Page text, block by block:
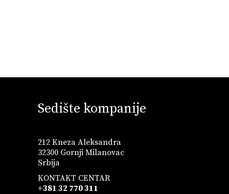
Sedište kompanije
212 Kneza Aleksandra
32300 Gornji Milanovac
Srbija
KONTAKT CENTAR
+381 32 770 311